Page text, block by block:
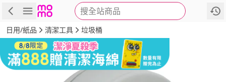
搜全站商品
商品 評價 詳情
日用/紙品 清潔工具 垃圾桶